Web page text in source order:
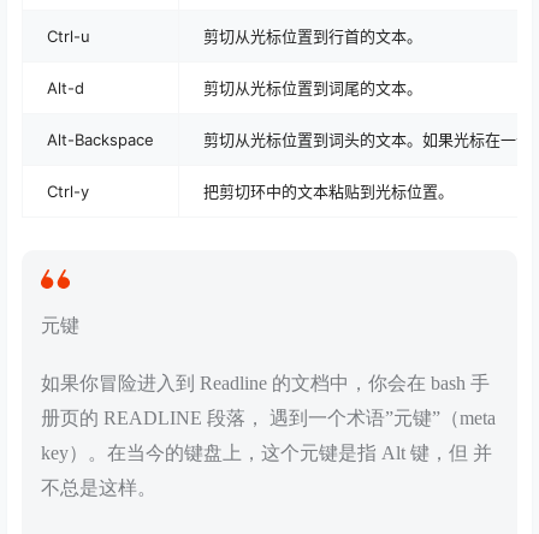
Ctrl-u 剪切从光标位置到行首的文本。
Alt-d 剪切从光标位置到词尾的文本。
Alt-Backspace 剪切从光标位置到词头的文本。如果光标在一
Ctrl-y 把剪切环中的文本粘贴到光标位置。
元键
如果你冒险进入到 Readline 的文档中，你会在 bash 手
册页的 READLINE 段落， 遇到一个术语”元键”（meta
key）。在当今的键盘上，这个元键是指 Alt 键，但 并
不总是这样。